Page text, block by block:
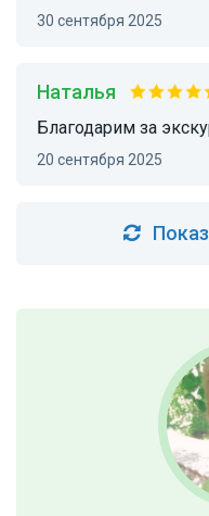
30 сентября 2025
Наталья
Благодарим за
20 сентября 2025